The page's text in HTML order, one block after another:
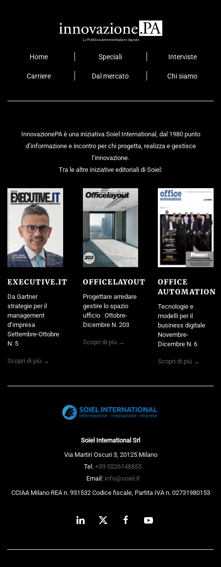
Home Speciali Interviste
Carriere Dal mercato Chi siamo
InnovazionePA è una iniziativa Soiel International, dal 1980 punto
d’informazione e incontro per chi progetta, realizza e gestisce
l’innovazione.
Tra le altre iniziative editoriali di Soiel:
EXECUTIVE.IT
Da Gartner
strategie per il
management
d’impresa
Settembre-Ottobre
N. 5
Scopri di più →
OFFICELAYOUT
Progettare arredare
gestire lo spazio
ufficio Ottobre-
Dicembre N. 203
Scopri di più →
OFFICE
AUTOMATION
Tecnologie e
modelli per il
business digitale
Novembre-
Dicembre N. 6
Scopri di più →
Soiel International Srl
Via Martiri Oscuri 3, 20125 Milano
Tel. +39 0226148855
Email: info@soiel.it
CCIAA Milano REA n. 931532 Codice fiscale, Partita IVA n. 02731980153